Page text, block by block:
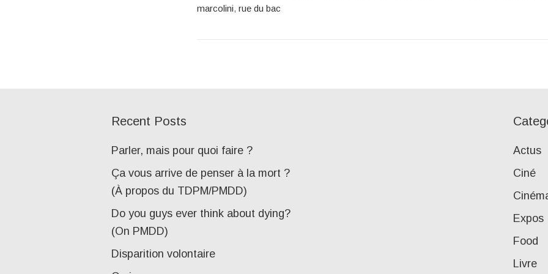
marcolini, rue du bac
Recent Posts
Parler, mais pour quoi faire ?
Ça vous arrive de penser à la mort ?
(À propos du TDPM/PMDD)
Do you guys ever think about dying?
(On PMDD)
Disparition volontaire
Actus
Ciné
Expos
Food
Livre